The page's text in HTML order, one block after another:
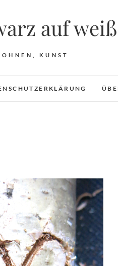
auf weiß
KUNST